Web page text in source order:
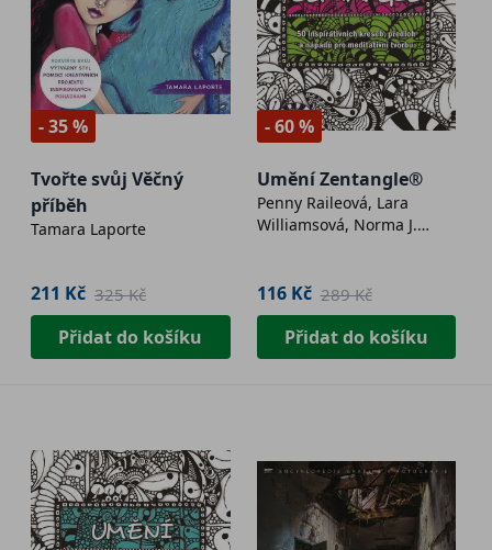
- 35 %
Tvořte svůj Věčný
příběh
Tamara Laporte
211 Kč 325 Kč
Přidat do košíku
- 60 %
Umění Zentangle®
Penny Raileová, Lara
Williamsová, Norma J.
116 Kč 289 Kč
Přidat do košíku